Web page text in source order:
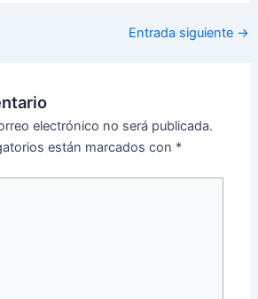
Entrada siguiente →
electrónico no será publicada.
están marcados con *